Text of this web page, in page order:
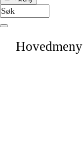
Hovedmeny